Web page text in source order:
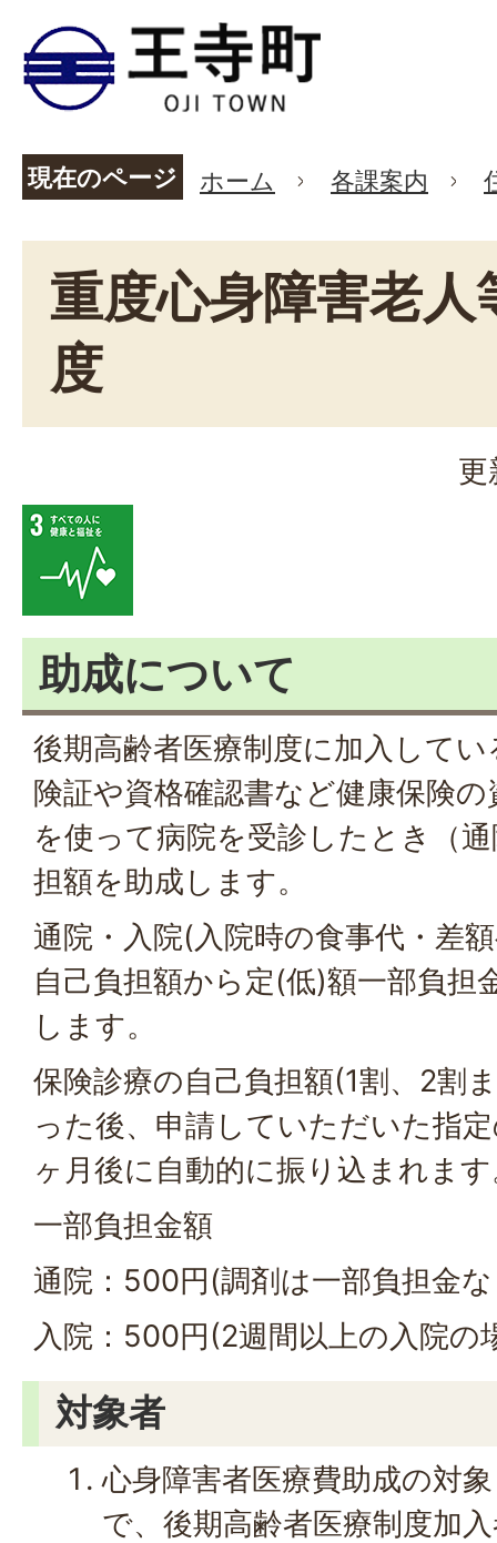
現在のページ ホーム 各課案内
重度心身障害老人
度
更
助成について
後期高齢者医療制度に加入して
険証や資格確認書など健康保険
を使って病院を受診したとき（
担額を助成します。
通院・入院(入院時の食事代・差
自己負担額から定(低)額一部負担
します。
保険診療の自己負担額(1割、2割
った後、申請していただいた指
ヶ月後に自動的に振り込まれま
一部負担金額
通院：500円(調剤は一部負担金
入院：500円(2週間以上の入院の
対象者
心身障害者医療費助成の対
で、後期高齢者医療制度加